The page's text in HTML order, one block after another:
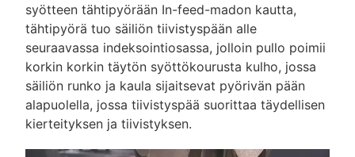
syötteen tähtipyörään In-feed-madon kautta,
tähtipyörä tuo säiliön tiivistyspään alle
seuraavassa indeksointiosassa, jolloin pullo poimii
korkin korkin täytön syöttökourusta kulho, jossa
säiliön runko ja kaula sijaitsevat pyörivän pään
alapuolella, jossa tiivistyspää suorittaa täydellisen
kierteityksen ja tiivistyksen.